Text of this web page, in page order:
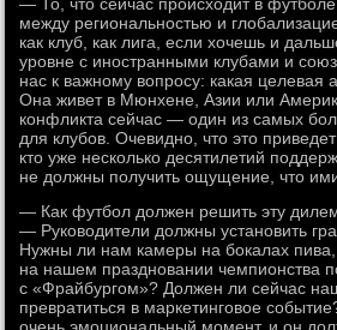
между региональностью и
как клуб, как лига, если хочешь и
уровне с иностранными клубами и
нас к важному вопросу: какая целевая
Она живет в Мюнхене, Азии или
конфликта сейчас — один из самых
для клубов. Очевидно, что это
кто уже несколько десятилетий
не должны получить ощущение, что ими
— Как футбол должен решить эту
— Руководители должны установить
Нужны ли нам камеры на бокалах пива,
на нашем праздновании чемпионства
с «Фрайбургом»? Должен ли сейчас
превратиться в маркетинговое